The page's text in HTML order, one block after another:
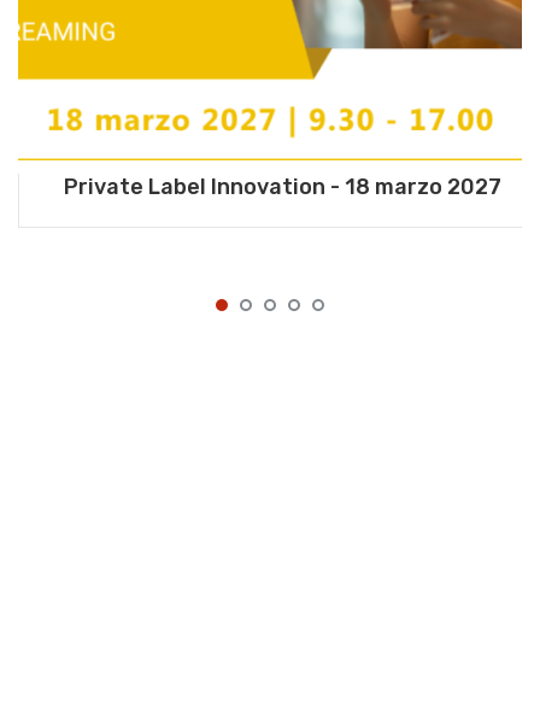
Private Label Innovation - 18 marzo 2027